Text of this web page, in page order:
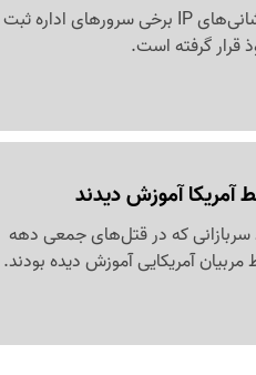
«گوستاوو پترو» رئیس‌جمهور کلمبیا با اشاره به تغییر در نشانی‌های IP برخی سرورهای اداره ثبت
قرار گرفته است.
آموزش دیدند
سابق کلمبیایی اعلام کرد بیش از 70 درصد سربازانی که در قتل‌های جمعی دهه